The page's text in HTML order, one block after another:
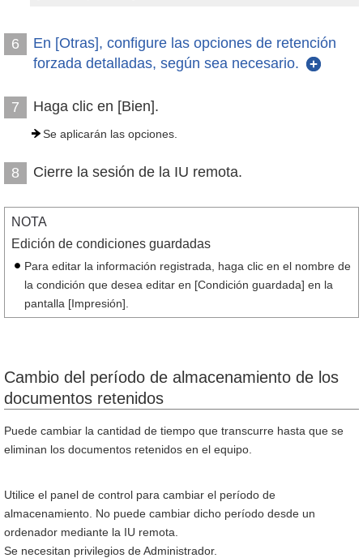
6
En [Otras], configure las opciones de retención
forzada detalladas, según sea necesario.
7 Haga clic en [Bien].
Se aplicarán las opciones.
8 Cierre la sesión de la IU remota.
NOTA
Edición de condiciones guardadas
Para editar la información registrada, haga clic en el nombre de
la condición que desea editar en [Condición guardada] en la
pantalla [Impresión].
Cambio del período de almacenamiento de los
documentos retenidos
Puede cambiar la cantidad de tiempo que transcurre hasta que se
eliminan los documentos retenidos en el equipo.
Utilice el panel de control para cambiar el período de
almacenamiento. No puede cambiar dicho período desde un
ordenador mediante la IU remota.
Se necesitan privilegios de Administrador.